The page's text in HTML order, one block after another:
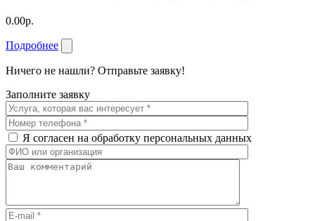
0.00р.
Подробнее
Ничего не нашли? Отправьте заявку!
Заполните заявку
Я согласен на обработку персональных данных